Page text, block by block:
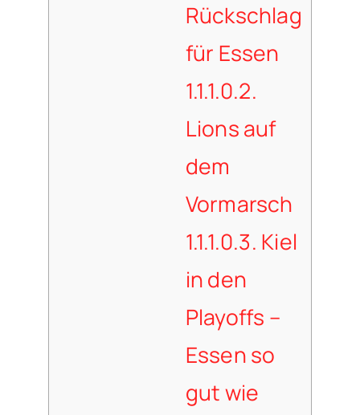
Rückschlag
für Essen
1.1.1.0.2.
Lions auf
dem
Vormarsch
1.1.1.0.3. Kiel
in den
Playoffs –
Essen so
gut wie